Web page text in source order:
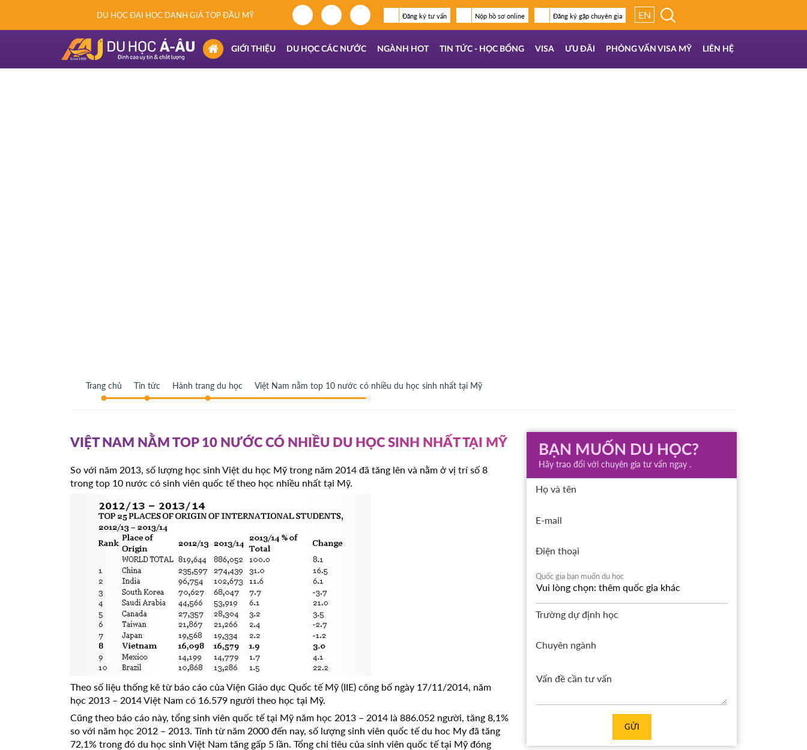
DU HỌC ĐẠI HỌC DANH GIÁ TOP ĐẦU MỸ Đăng ký tư vấn Nộp hồ sơ online Đăng ký gặp chuyên gia EN
(CURRENT)
GIỚI THIỆU DU HỌC CÁC NƯỚC NGÀNH HOT TIN TỨC - HỌC BỔNG VISA ƯU ĐÃI PHỎNG VẤN VISA MỸ LIÊN HỆ
Trang chủ Tin tức Hành trang du học Việt Nam nằm top 10 nước có nhiều du học sinh nhất tại Mỹ
VIỆT NAM NẰM TOP 10 NƯỚC CÓ NHIỀU DU HỌC SINH NHẤT TẠI MỸ
So với năm 2013, số lượng học sinh Việt du học Mỹ trong năm 2014 đã tăng lên và nằm ở vị trí số 8
trong top 10 nước có sinh viên quốc tế theo học nhiều nhất tại Mỹ.
Theo số liệu thống kê từ báo cáo của Viện Giáo dục Quốc tế Mỹ (IIE) công bố ngày 17/11/2014, năm
học 2013 – 2014 Việt Nam có 16.579 người theo học tại Mỹ.
Cũng theo báo cáo này, tổng sinh viên quốc tế tại Mỹ năm học 2013 – 2014 là 886.052 người, tăng 8,1%
so với năm học 2012 – 2013. Tính từ năm 2000 đến nay, số lượng sinh viên quốc tế du hoc My đã tăng
72,1% trong đó du học sinh Việt Nam tăng gấp 5 lần. Tổng chi tiêu của sinh viên quốc tế tại Mỹ đóng
BẠN MUỐN DU HỌC?
Hãy trao đổi với chuyên gia tư vấn ngay .
Họ và tên
E-mail
Điện thoại
Quốc gia bạn muốn du học
Trường dự định học
Chuyên ngành
GỬI